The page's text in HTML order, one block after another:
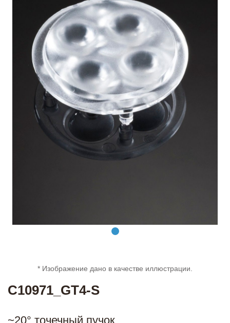
* Изображение дано в качестве иллюстрации.
C10971_GT4-S
~20° точечный пучок